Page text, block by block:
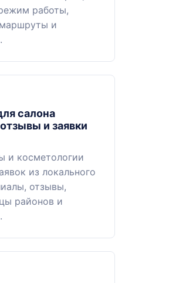
работы,
и
салона
и заявки
и косметологии
из локального
отзывы,
районов и